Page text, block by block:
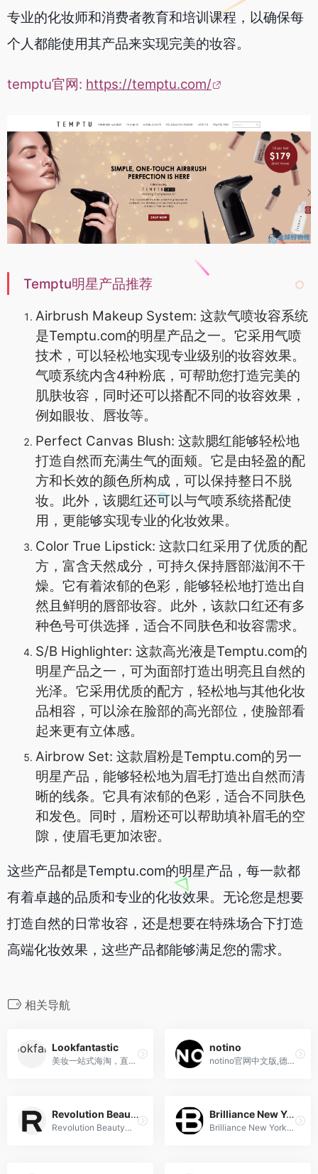
专业的化妆师和消费者教育和培训课程，以确保每
个人都能使用其产品来实现完美的妆容。
temptu官网: https://temptu.com/
Temptu明星产品推荐
Airbrush Makeup System: 这款气喷妆容系统
是Temptu.com的明星产品之一。它采用气喷
技术，可以轻松地实现专业级别的妆容效果。
气喷系统内含4种粉底，可帮助您打造完美的
肌肤妆容，同时还可以搭配不同的妆容效果，
例如眼妆、唇妆等。
Perfect Canvas Blush: 这款腮红能够轻松地
打造自然而充满生气的面颊。它是由轻盈的配
方和长效的颜色所构成，可以保持整日不脱
妆。此外，该腮红还可以与气喷系统搭配使
用，更能够实现专业的化妆效果。
Color True Lipstick: 这款口红采用了优质的配
方，富含天然成分，可持久保持唇部滋润不干
燥。它有着浓郁的色彩，能够轻松地打造出自
然且鲜明的唇部妆容。此外，该款口红还有多
种色号可供选择，适合不同肤色和妆容需求。
S/B Highlighter: 这款高光液是Temptu.com的
明星产品之一，可为面部打造出明亮且自然的
光泽。它采用优质的配方，轻松地与其他化妆
品相容，可以涂在脸部的高光部位，使脸部看
起来更有立体感。
Airbrow Set: 这款眉粉是Temptu.com的另一
明星产品，能够轻松地为眉毛打造出自然而清
晰的线条。它具有浓郁的色彩，适合不同肤色
和发色。同时，眉粉还可以帮助填补眉毛的空
隙，使眉毛更加浓密。
这些产品都是Temptu.com的明星产品，每一款都
有着卓越的品质和专业的化妆效果。无论您是想要
打造自然的日常妆容，还是想要在特殊场合下打造
高端化妆效果，这些产品都能够满足您的需求。
相关导航
Lookfantastic
美妆一站式海淘，直邮中国。提供香缇卡、菲洛嘉、欧缇丽、伊索及限量礼盒等畅销护肤美妆
notino
notino官网中文版,德国英国海...
Revolution Beauty
Revolution Beauty（原TAM Beauty）是英国知名护肤品网站，主要开发、生产以及销售各类化妆品，护肤和护发产品。
Brilliance New York
Brilliance New York是一家知名的美容品牌，提供高品质的美容产品和创新技术，致力于为用户带来卓越的皮肤护理和美容体验。